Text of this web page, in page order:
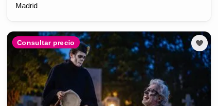
Madrid
Consultar precio